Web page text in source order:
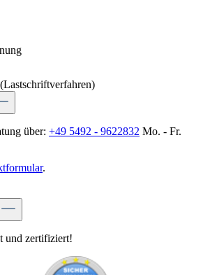
über: +49 5492 - 9622832 Mo. - Fr.
.
und zertifiziert!